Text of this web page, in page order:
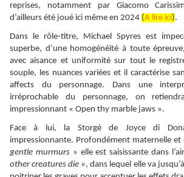
reprises, notamment par Giacomo
d’ailleurs été joué ici même en 2024 (A lire ici).
Dans le rôle-titre, Michael Spyres est
superbe, d’une homogénéité à toute
avec aisance et uniformité sur tout le
souple, les nuances variées et il caractérise
affects du personnage. Dans une
irréprochable du personnage, on
impressionnant « Open thy marble jaws ».
Face à lui, la Storgè de Joyce di
impressionnante. Profondément maternelle et
gentle murmurs » elle est saisissante dans
other creatures die », dans lequel elle va